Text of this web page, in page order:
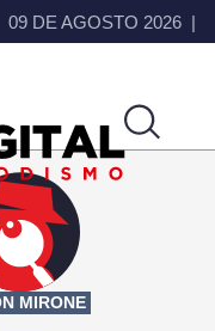
09 DE AGOSTO 2026
MIRONE